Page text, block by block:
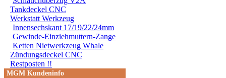
Tankdeckel CNC
Werkstatt Werkzeug
Innensechskant 17/19/22/24mm
Gewinde-Einziehmuttern-Zange
Ketten Nietwerkzeug Whale
Zündungsdeckel CNC
Restposten !!
MGM Kundeninfo